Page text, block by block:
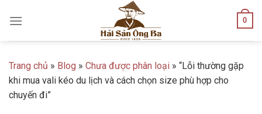
0
Trang chủ » Blog » Chưa được phân loại » “Lỗi thường gặp
khi mua vali kéo du lịch và cách chọn size phù hợp cho
chuyến đi”